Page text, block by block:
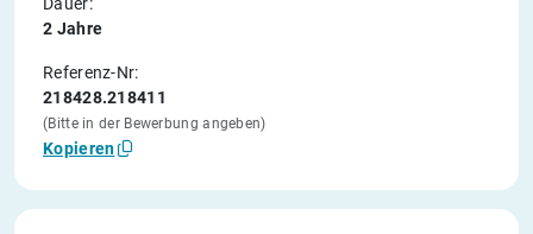
2 Jahre
Referenz-Nr:
218428.218411
(Bitte in der Bewerbung angeben)
Kopieren